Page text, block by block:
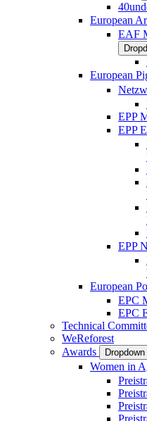
European
EAF
European
EPP
EPP
EPP
European
EPC
EPC
Technical
WeReforest
Awards
Women in